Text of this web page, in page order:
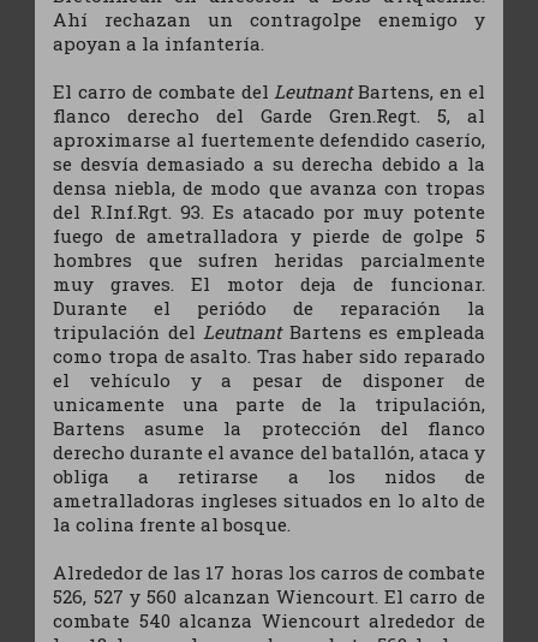
Ahí rechazan un contragolpe enemigo y
apoyan a la infantería.
El carro de combate del LeutnantBartens, en el
flanco derecho del Garde Gren.Regt. 5, al
aproximarse al fuertemente defendido caserío,
se desvía demasiado a su derecha debido a la
densa niebla, de modo que avanza con tropas
del R.Inf.Rgt. 93. Es atacado por muy potente
fuego de ametralladora y pierde de golpe 5
hombres que sufren heridas parcialmente
muy graves. El motor deja de funcionar.
Durante el periódo de reparación la
tripulación del LeutnantBartens es empleada
como tropa de asalto. Tras haber sido reparado
el vehículo y a pesar de disponer de
unicamente una parte de la tripulación,
Bartens asume la protección del flanco
derecho durante el avance del batallón, ataca y
obliga a retirarse a los nidos de
ametralladoras ingleses situados en lo alto de
la colina frente al bosque.
Alrededor de las 17 horas los carros de combate
526, 527 y 560 alcanzan Wiencourt. El carro de
combate 540 alcanza Wiencourt alrededor de